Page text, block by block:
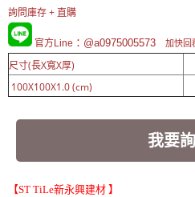
詢問庫存 + 直購
官方Line ：@a0975005573 加快回
尺寸(長X寬X厚)
100X100X1.0 (cm)
我要
【ST TiLe新永興建材 】